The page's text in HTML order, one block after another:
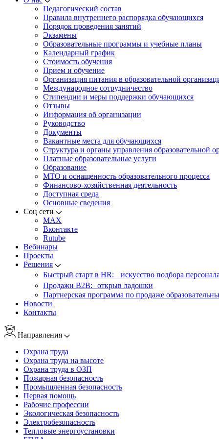
Педагогический состав
Правила внутреннего распорядка обучающихся
Порядок проведения занятий
Экзамены
Образовательные программы и учебные планы
Календарный график
Стоимость обучения
Прием и обучение
Организация питания в образовательной
Международное сотрудничество
Стипендии и меры поддержки обучающихся
Отзывы
Информация об организации
Руководство
Документы
Вакантные места для обучающихся
Структура и органы управления образовательной
Платные образовательные услуги
Образование
МТО и оснащенность образовательного процесса
Финансово-хозяйственная деятельность
Доступная среда
Основные сведения
Соц сети
MAX
Вконтакте
Rutube
Вебинары
Проекты
Решения
Быстрый старт в HR: искусство подбора персонала
Продажи B2B: открыв ладошки
Партнерская программа по продаже
Новости
Контакты
Направления
Охрана труда
Охрана труда на высоте
Охрана труда в ОЗП
Пожарная безопасность
Промышленная безопасность
Первая помощь
Рабочие профессии
Экологическая безопасность
Электробезопасность
Тепловые энергоустановки